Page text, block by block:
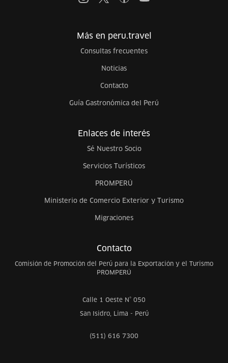
Más en peru.travel
Consultas frecuentes
Noticias
Contacto
Guía Gastronómica del Perú
Enlaces de interés
Sé Nuestro Socio
Servicios Turísticos
PROMPERÚ
Ministerio de Comercio Exterior y Turismo
Migraciones
Contacto
Comisión de Promoción del Perú para la Exportación y el Turismo
PROMPERÚ
Calle 1 Oeste N° 050
San Isidro, Lima - Perú
(511) 616 7300